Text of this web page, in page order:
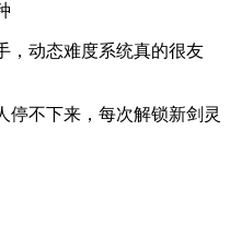
，动态难度系统真的很友
停不下来，每次解锁新剑灵